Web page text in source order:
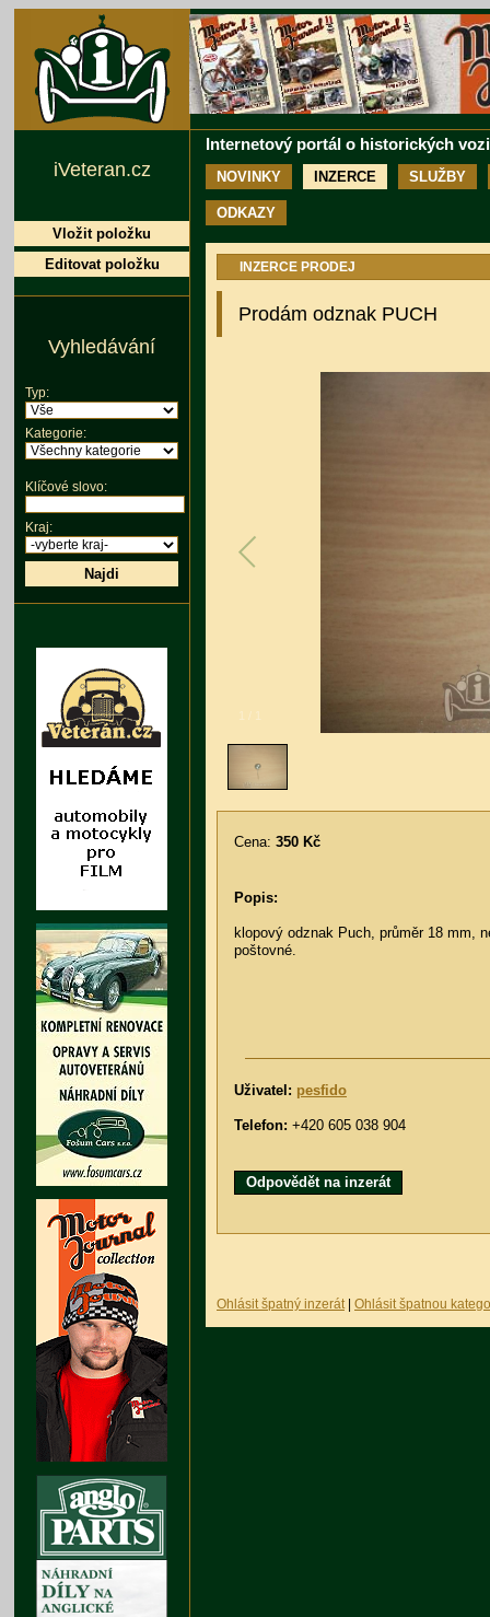
Internetový portál o historických
NOVINKY INZERCE SLUŽBY
ODKAZY
INZERCE PRODEJ
Prodám odznak PUCH
/
Cena: 350 Kč
Popis:
klopový odznak Puch, průměr 18 mm,
poštovné.
Uživatel: pesfido
Telefon: +420 605 038 904
Odpovědět na inzerát
Ohlásit špatný inzerát Ohlásit špatnou
iVeteran.cz
Vložit položku
Editovat položku
Vyhledávání
Typ:
Kategorie:
Klíčové slovo:
Kraj:
Najdi